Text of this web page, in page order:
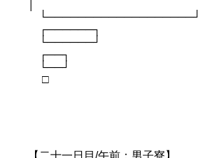
└───────────────────┘
┌──────┐
└──────┘
┌──┐
└──┘
□
【二十一日目/午前：男子寮】